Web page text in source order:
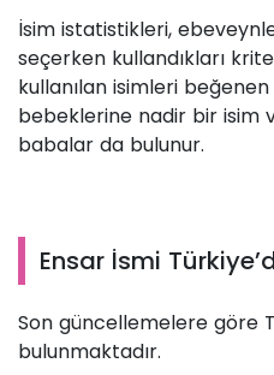
İsim istatistikleri,
seçerken kullandıkları
kullanılan isimleri
bebeklerine nadir bir isim
babalar da bulunur.
Ensar İsmi
Son güncellemelere göre
bulunmaktadır.